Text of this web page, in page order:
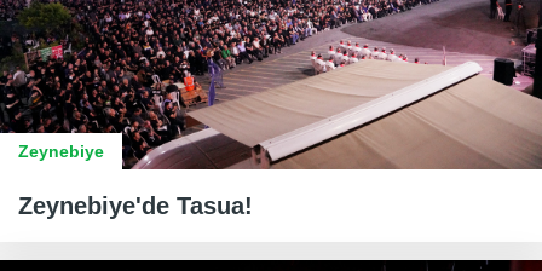
Zeynebiye
Zeynebiye'de Tasua!